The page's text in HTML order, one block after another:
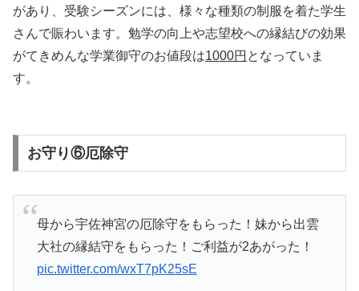
があり、受験シーズンには、様々な種類の制服を着た学生
さんで賑わいます。勉学の向上や志望校への縁結びの効果
がてきめんな学業御守のお値段は1000円 となっていま
す。
お守り⑥厄除守
母から宇佐神宮の厄除守をもらった！妹から出雲
大社の縁結守をもらった！ご利益が2あがった！
pic.twitter.com/wxT7pK25sE